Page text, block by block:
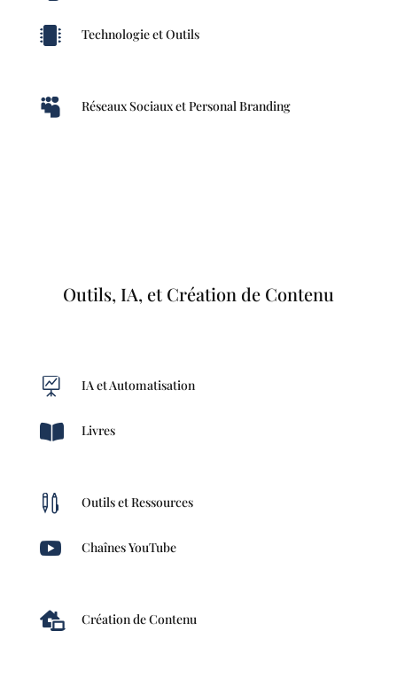
 Technologie et Outils
 Réseaux Sociaux et Personal Branding
Outils, IA, et Création de Contenu
 IA et Automatisation
 Livres
 Outils et Ressources
 Chaînes YouTube
 Création de Contenu